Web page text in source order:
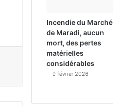
Incendie du Marché
de Maradi, aucun
mort, des pertes
matérielles
considérables
9 février 2026